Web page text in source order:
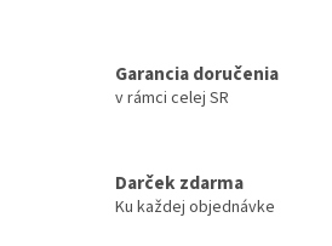
Garancia doručenia
v rámci celej SR
Darček zdarma
Ku každej objednávke